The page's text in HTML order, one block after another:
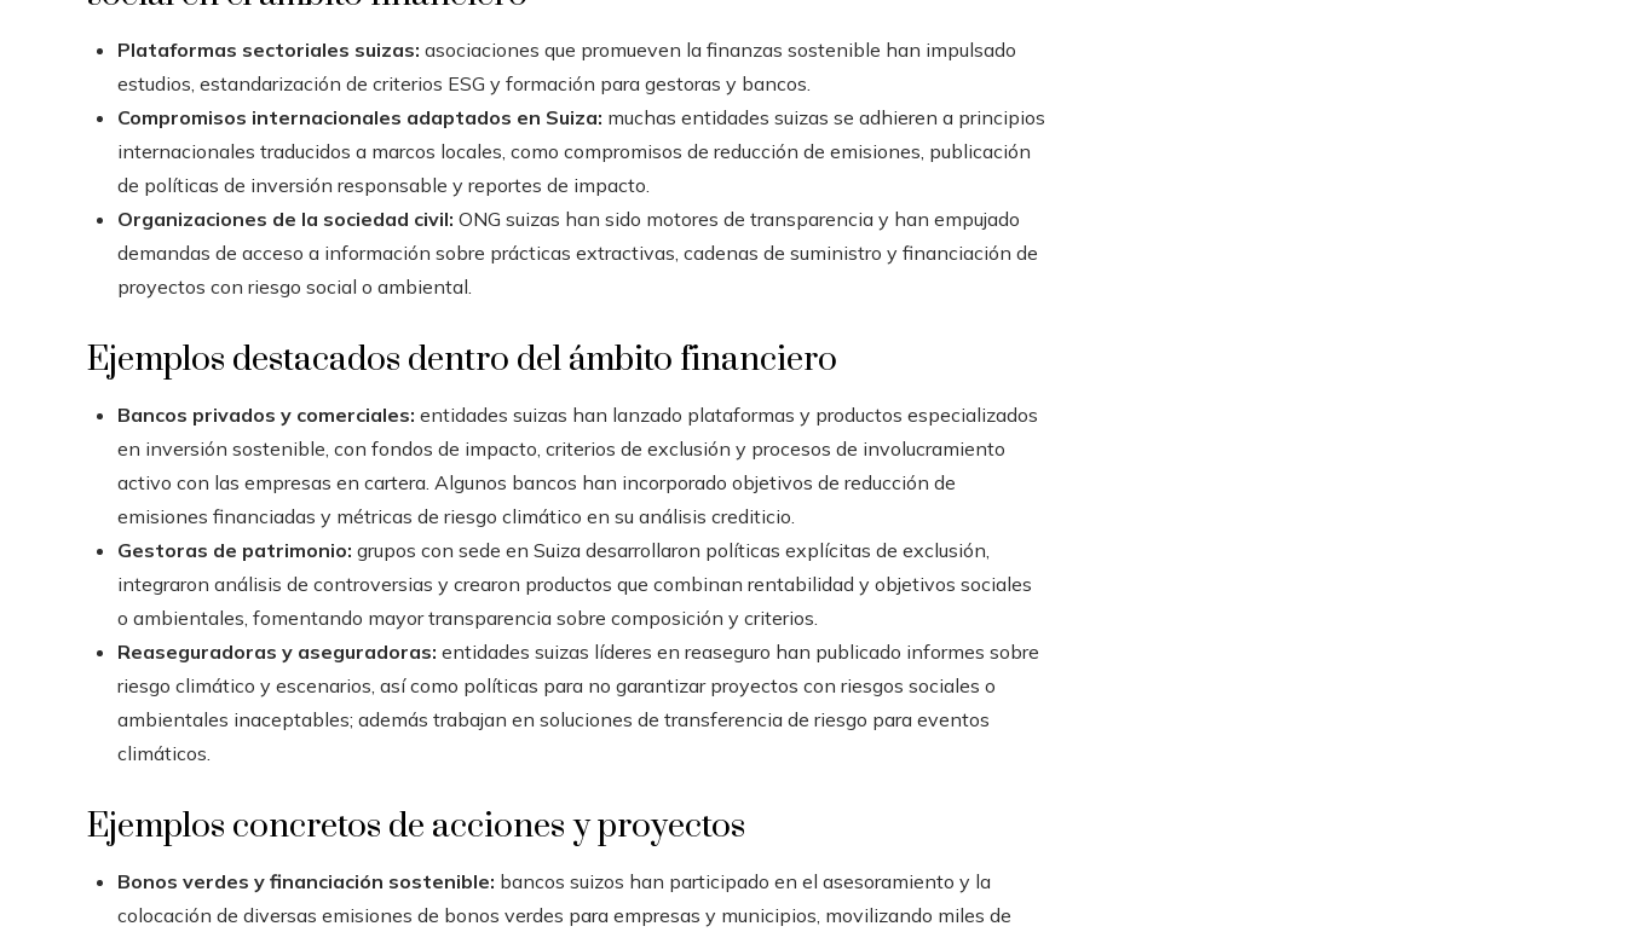
Plataformas sectoriales suizas: asociaciones que promueven la finanzas sostenible han impulsado
estudios, estandarización de criterios ESG y formación para gestoras y bancos.
Compromisos internacionales adaptados en Suiza: muchas entidades suizas se adhieren a principios
internacionales traducidos a marcos locales, como compromisos de reducción de emisiones, publicación
de políticas de inversión responsable y reportes de impacto.
Organizaciones de la sociedad civil: ONG suizas han sido motores de transparencia y han empujado
demandas de acceso a información sobre prácticas extractivas, cadenas de suministro y financiación de
proyectos con riesgo social o ambiental.
Ejemplos destacados dentro del ámbito financiero
Bancos privados y comerciales: entidades suizas han lanzado plataformas y productos especializados
en inversión sostenible, con fondos de impacto, criterios de exclusión y procesos de involucramiento
activo con las empresas en cartera. Algunos bancos han incorporado objetivos de reducción de
emisiones financiadas y métricas de riesgo climático en su análisis crediticio.
Gestoras de patrimonio: grupos con sede en Suiza desarrollaron políticas explícitas de exclusión,
integraron análisis de controversias y crearon productos que combinan rentabilidad y objetivos sociales
o ambientales, fomentando mayor transparencia sobre composición y criterios.
Reaseguradoras y aseguradoras: entidades suizas líderes en reaseguro han publicado informes sobre
riesgo climático y escenarios, así como políticas para no garantizar proyectos con riesgos sociales o
ambientales inaceptables; además trabajan en soluciones de transferencia de riesgo para eventos
climáticos.
Ejemplos concretos de acciones y proyectos
Bonos verdes y financiación sostenible: bancos suizos han participado en el asesoramiento y la
colocación de diversas emisiones de bonos verdes para empresas y municipios, movilizando miles de